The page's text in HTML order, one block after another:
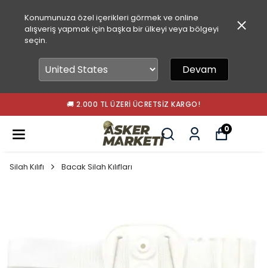
Konumunuza özel içerikleri görmek ve online
alışveriş yapmak için başka bir ülkeyi veya bölgeyi
seçin.
Devam
🚚 2.000 TL ÜZERI ÜCRETSIZ KARGO!
0
Silah Kılıfı Bacak Silah Kılıfları